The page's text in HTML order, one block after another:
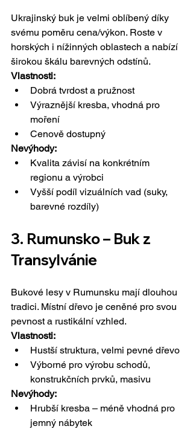
Ukrajinský buk je velmi oblíbený díky
svému poměru cena/výkon. Roste v
horských i nížinných oblastech a nabízí
širokou škálu barevných odstínů.
Vlastnosti:
Dobrá tvrdost a pružnost
Výraznější kresba, vhodná pro
moření
Cenově dostupný
Nevýhody:
Kvalita závisí na konkrétním
regionu a výrobci
Vyšší podíl vizuálních vad (suky,
barevné rozdíly)
3. Rumunsko – Buk z
Transylvánie
Bukové lesy v Rumunsku mají dlouhou
tradici. Místní dřevo je ceněné pro svou
pevnost a rustikální vzhled.
Vlastnosti:
Hustší struktura, velmi pevné dřevo
Výborné pro výrobu schodů,
konstrukčních prvků, masivu
Nevýhody:
Hrubší kresba – méně vhodná pro
jemný nábytek